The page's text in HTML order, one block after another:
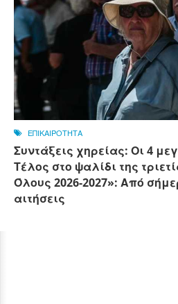
ΕΠΙΚΑΙΡΟΤΗΤΑ
Συντάξεις χηρείας: Οι 4
Τέλος στο ψαλίδι της
Όλους 2026-2027»: Από
αιτήσεις